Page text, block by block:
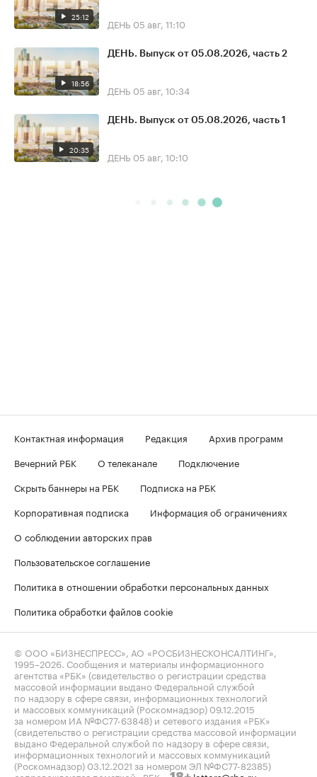
25:12 ДЕНЬ 05 авг, 11:10
18:56
ДЕНЬ. Выпуск от 05.08.2026, часть 2
ДЕНЬ 05 авг, 10:34
20:35
ДЕНЬ. Выпуск от 05.08.2026, часть 1
ДЕНЬ 05 авг, 10:10
Контактная информация Редакция
Архив программ
Вечерний РБК
О телеканале
Подключение
Скрыть баннеры на РБК
Подписка на РБК
Корпоративная подписка
Информация об ограничениях
О соблюдении авторских прав
Пользовательское соглашение
Политика в отношении обработки персональных данных
Политика обработки файлов cookie
© ООО «БИЗНЕСПРЕСС», АО «РОСБИЗНЕСКОНСАЛТИНГ»,
1995–2026 . Сообщения и материалы информационного
агентства «РБК» (свидетельство о регистрации средства
массовой информации выдано Федеральной службой
по надзору в сфере связи, информационных технологий
и массовых коммуникаций (Роскомнадзор) 09.12.2015
за номером ИА №ФС77-63848) и сетевого издания «РБК»
(свидетельство о регистрации средства массовой информации
выдано Федеральной службой по надзору в сфере связи,
информационных технологий и массовых коммуникаций
(Роскомнадзор) 03.12.2021 за номером ЭЛ №ФС77-82385)